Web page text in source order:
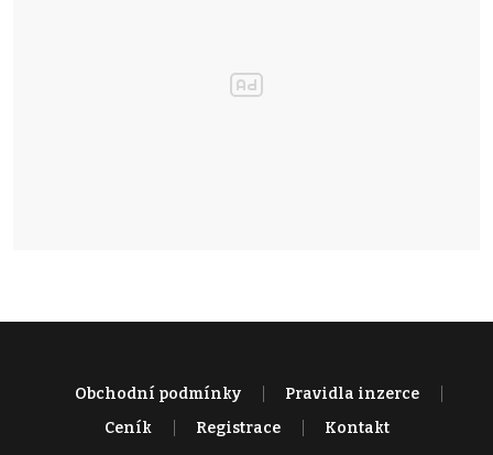
Obchodní podmínky
Pravidla inzerce
Ceník
Registrace Kontakt